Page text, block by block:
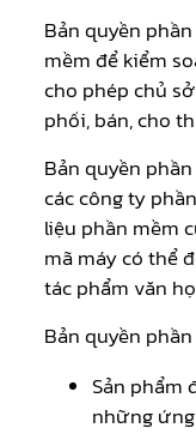
Bản quyền
mềm để kiểm
cho phép chủ
phối, bán, cho
Bản quyền
các công ty
liệu phần mềm
mã máy có thể
tác phẩm văn
Bản quyền
Sản phẩm
những